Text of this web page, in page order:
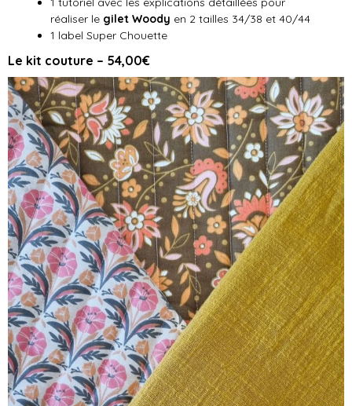
réaliser le gilet Woody en 2 tailles 34/38 et 40/44
1 label Super Chouette
Le kit couture – 54,00€